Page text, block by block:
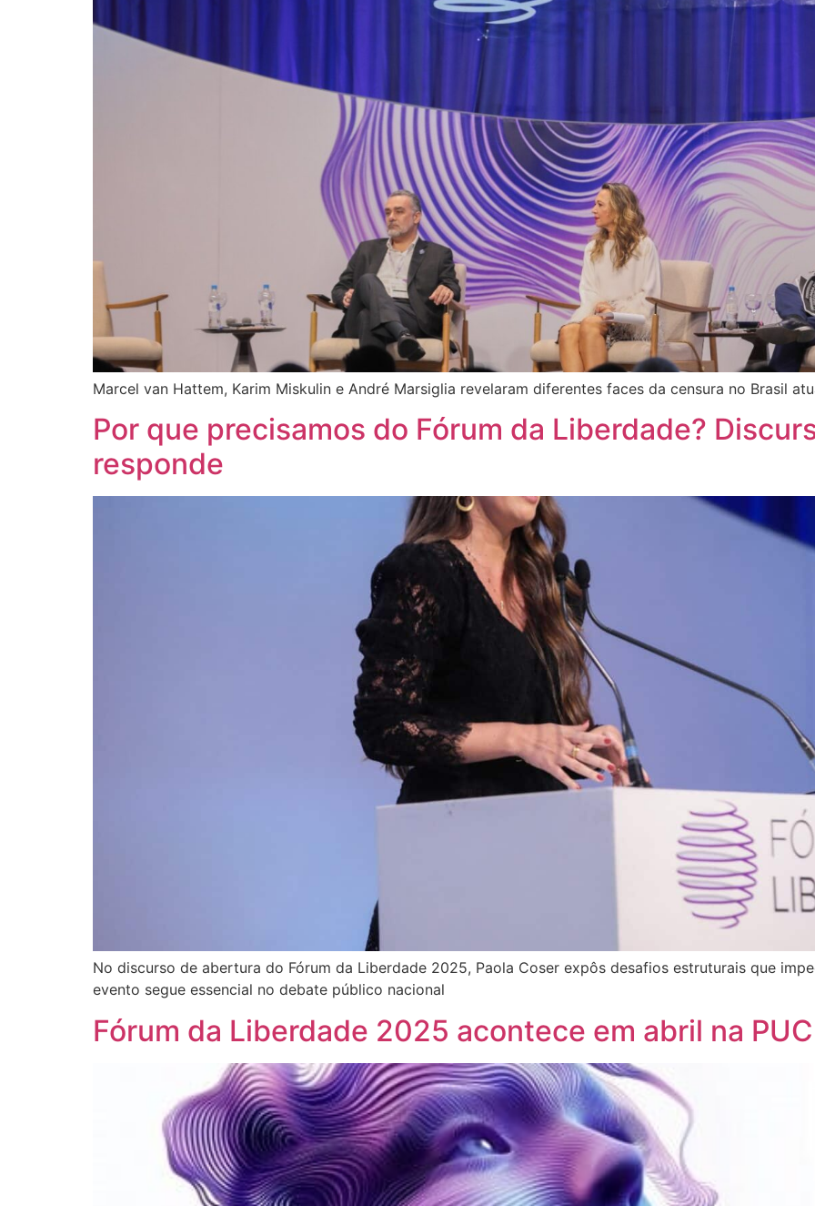
Marcel van Hattem, Karim Miskulin e André Marsiglia revelaram diferentes faces da censura no Brasil
Por que precisamos do Fórum da Liberdade?
responde
No discurso de abertura do Fórum da Liberdade 2025, Paola Coser expôs desafios estruturais que
evento segue essencial no debate público nacional
Fórum da Liberdade 2025 acontece em abril na